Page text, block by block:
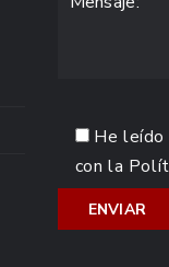
He leído
con la